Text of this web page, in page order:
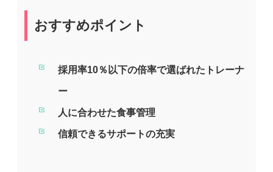
おすすめポイント
採用率10％以下の倍率で選ばれたトレーナ
ー
人に合わせた食事管理
信頼できるサポートの充実